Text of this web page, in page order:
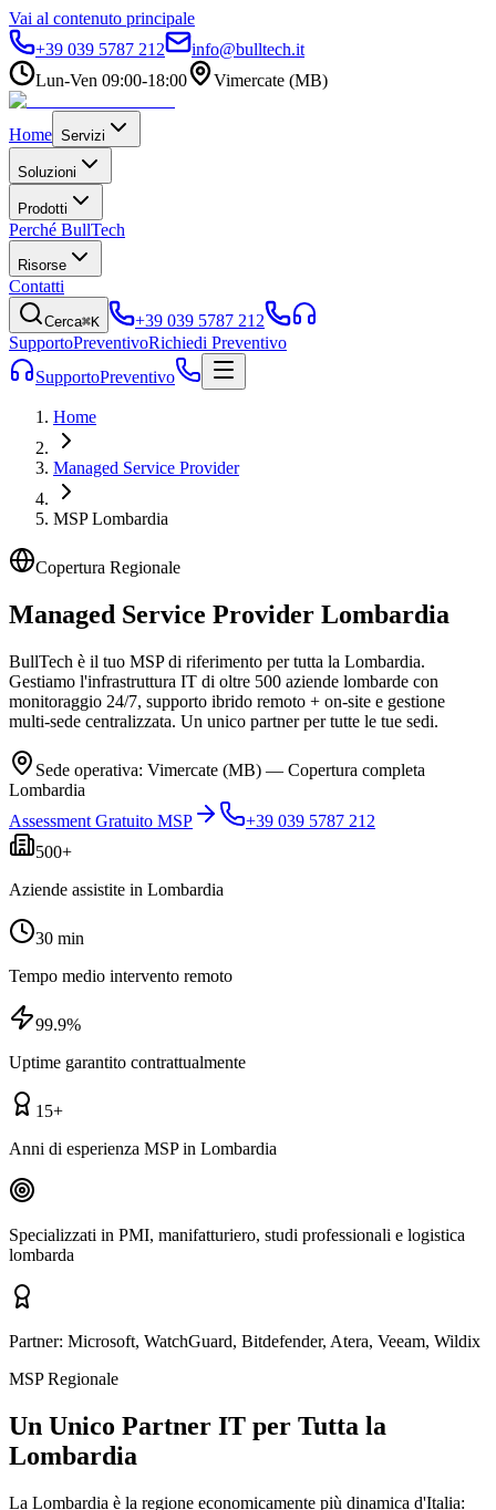
Vai al contenuto principale
+39 039 5787 212
info@bulltech.it
Lun-Ven 09:00-18:00
Vimercate (MB)
Home Servizi
Soluzioni
Prodotti
Perché BullTech
Risorse
Contatti
Cerca⌘K
+39 039 5787 212
SupportoPreventivoRichiedi Preventivo
SupportoPreventivo
Home
Managed Service Provider
MSP Lombardia
Copertura Regionale
Managed Service Provider Lombardia
BullTech è il tuo MSP di riferimento per tutta la Lombardia.
Gestiamo l'infrastruttura IT di oltre 500 aziende lombarde con
monitoraggio 24/7, supporto ibrido remoto + on-site e gestione
multi-sede centralizzata. Un unico partner per tutte le tue sedi.
Sede operativa: Vimercate (MB) — Copertura completa
Lombardia
Assessment Gratuito MSP
+39 039 5787 212
500+
Aziende assistite in Lombardia
30 min
Tempo medio intervento remoto
99.9%
Uptime garantito contrattualmente
15+
Anni di esperienza MSP in Lombardia
Specializzati in PMI, manifatturiero, studi professionali e logistica
lombarda
Partner: Microsoft, WatchGuard, Bitdefender, Atera, Veeam, Wildix
MSP Regionale
Un Unico Partner IT per Tutta la
Lombardia
La Lombardia è la regione economicamente più dinamica d'Italia: